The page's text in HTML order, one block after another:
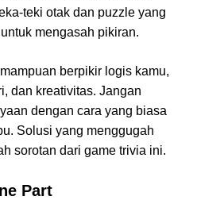
teki otak dan puzzle yang
mengasah pikiran.
berpikir logis kamu,
dan kreativitas. Jangan
dengan cara yang biasa
Solusi yang menggugah
sorotan dari game trivia ini.
Part